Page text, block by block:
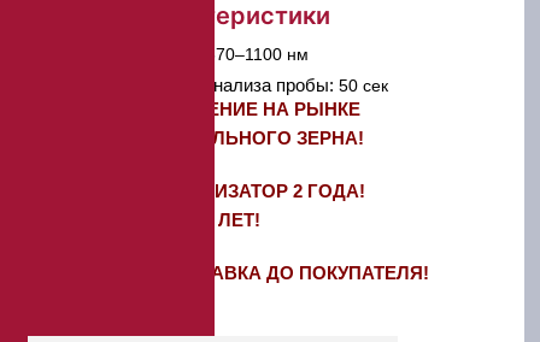
Краткие характеристики
570–1100 нм
Продолжительность анализа пробы: 50 сек
ЛУЧШЕЕ ПРЕДЛОЖЕНИЕ НА РЫНКЕ
АНАЛИЗАТОРОВ ЦЕЛЬНОГО ЗЕРНА!
ГАРАНТИЯ НА АНАЛИЗАТОР 2 ГОДА!
МОНОХРОМАТОР - 5 ЛЕТ!
БЕСПЛАТНАЯ ДОСТАВКА ДО ПОКУПАТЕЛЯ!